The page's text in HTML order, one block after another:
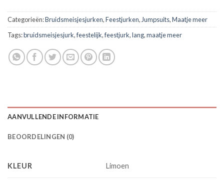
Categorieën:Bruidsmeisjesjurken,Feestjurken, Jumpsuits,Maatje meer
Tags:bruidsmeisjesjurk,feestelijk,feestjurk,lang,maatje meer
AANVULLENDE INFORMATIE
BEOORDELINGEN (0)
KLEUR Limoen